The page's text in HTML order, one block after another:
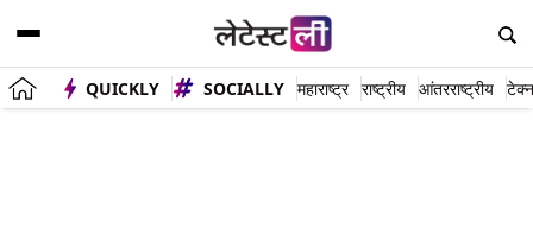
QUICKLY SOCIALLY महाराष्ट्र राष्ट्रीय आंतरराष्ट्रीय